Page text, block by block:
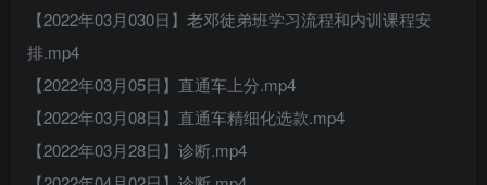
【2022年03月030日】老邓徒弟班学习流程和内训课程安
排.mp4
【2022年03月05日】直通车上分.mp4
【2022年03月08日】直通车精细化选款.mp4
【2022年03月28日】诊断.mp4